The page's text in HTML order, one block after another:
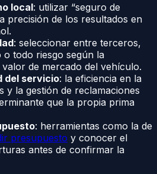
local: utilizar “seguro de
precisión de los resultados en
: seleccionar entre terceros,
o todo riesgo según la
de mercado del vehículo.
del servicio: la eficiencia en la
y la gestión de reclamaciones
que la propia prima
: herramientas como la de
presupuesto y conocer el
antes de confirmar la